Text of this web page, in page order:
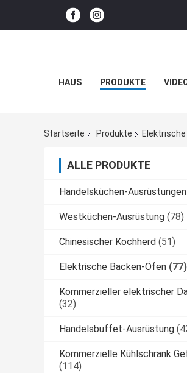
HAUS PRODUKTE
Startseite Produkte
ALLE PRODUKTE
Handelsküchen-Ausrüstungen
Westküchen-Ausrüstung (78)
Chinesischer Kochherd (51)
Elektrische Backen-Öfen (77)
Kommerzieller elektrischer
(32)
Handelsbuffet-Ausrüstung
Kommerzielle Kühlschrank
(114)